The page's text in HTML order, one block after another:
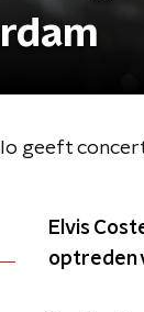
geeft
Elvis
optreden